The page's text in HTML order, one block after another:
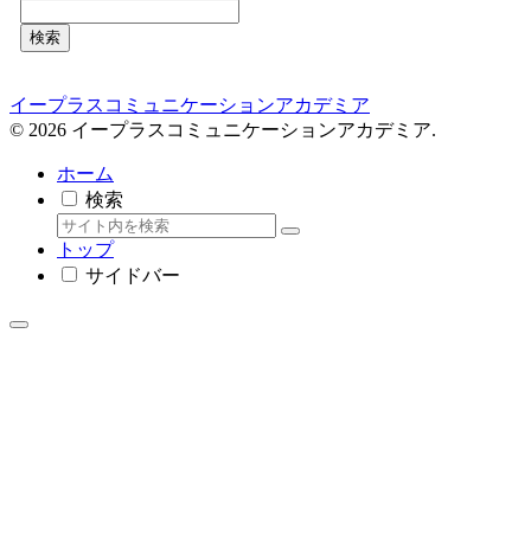
検索
イープラスコミュニケーションアカデミア
© 2026 イープラスコミュニケーションアカデミア.
ホーム
検索
トップ
サイドバー